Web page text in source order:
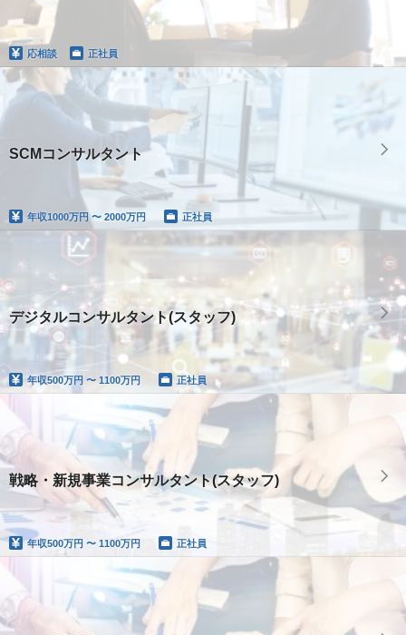
応相談 正社員
SCMコンサルタント
年収1000万円 〜 2000万円 正社員
デジタルコンサルタント(スタッフ)
年収500万円 〜 1100万円 正社員
戦略・新規事業コンサルタント(スタッフ)
年収500万円 〜 1100万円 正社員